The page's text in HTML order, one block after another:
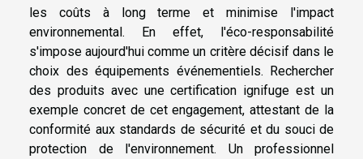
les coûts à long terme et minimise l'impact
environnemental. En effet, l'éco-responsabilité
s'impose aujourd'hui comme un critère décisif dans le
choix des équipements événementiels. Rechercher
des produits avec une certification ignifuge est un
exemple concret de cet engagement, attestant de la
conformité aux standards de sécurité et du souci de
protection de l'environnement. Un professionnel